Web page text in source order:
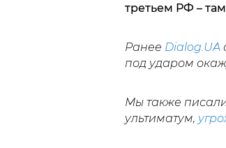
третьем РФ –
Ранее Dialog.UA
под ударом
Мы также
ультиматум,